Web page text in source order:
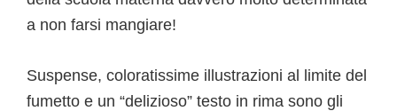
a non farsi mangiare!
Suspense, coloratissime illustrazioni al limite del
fumetto e un “delizioso” testo in rima sono gli